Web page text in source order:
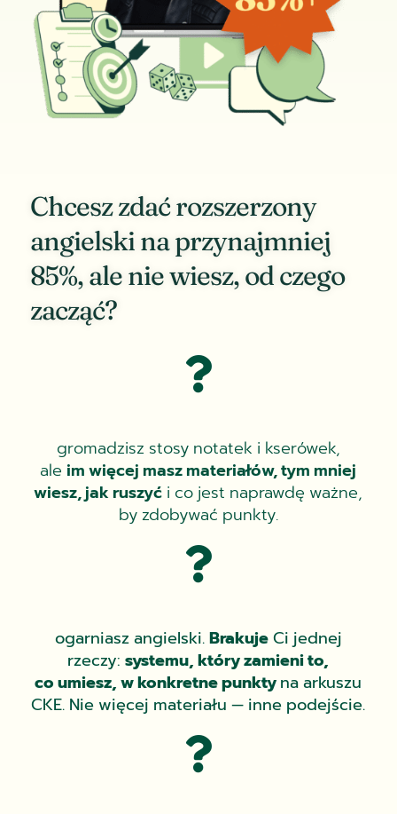
Chcesz zdać rozszerzony
angielski na przynajmniej
85%, ale nie wiesz, od czego
zacząć?

gromadzisz stosy notatek i kserówek,
ale im więcej masz materiałów, tym mniej
wiesz, jak ruszyć i co jest naprawdę ważne,
by zdobywać punkty.

ogarniasz angielski.BrakujeCi jednej
rzeczy:systemu, który zamieni to,
co umiesz, w konkretne punktyna arkuszu
CKE. Nie więcej materiału — inne podejście.
